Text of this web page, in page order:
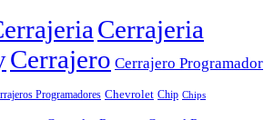
Cerrajeria
Cerrajero Cerrajero Programador
Programadores Chevrolet Chip Chips